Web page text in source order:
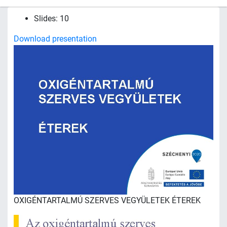
Slides: 10
Download presentation
OXIGÉNTARTALMÚ SZERVES VEGYÜLETEK ÉTEREK